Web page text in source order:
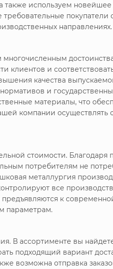
также используем
покупатели
направлениях.
клиентов и
качества
и
материалы, что
компании осуществлять
стоимости. Благодаря
потребителям не
металлургия
все
предъявляются к
параметрам.
В ассортименте вы
подходящий вариант
возможна отправка